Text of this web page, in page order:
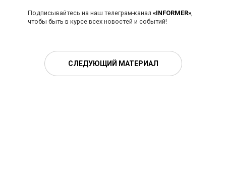
Подписывайтесь на наш телеграм-канал «INFORMER»,
чтобы быть в курсе всех новостей и событий!
СЛЕДУЮЩИЙ МАТЕРИАЛ